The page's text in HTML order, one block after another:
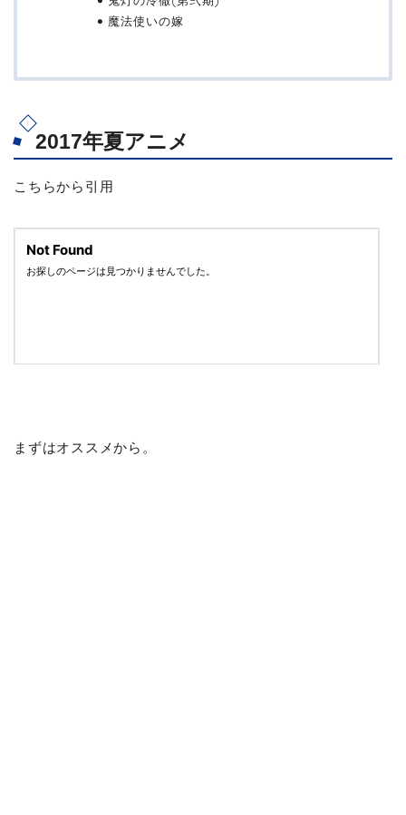
魔法使いの嫁
2017年夏アニメ
こちらから引用
まずはオススメから。